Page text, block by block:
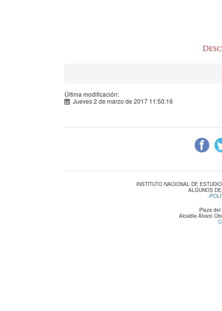
Última modificación:
Jueves 2 de marzo de 2017 11:50:16
INSTITUTO NACIONAL DE
ALGUNOS
-
Plaza
Alcaldia Álvaro